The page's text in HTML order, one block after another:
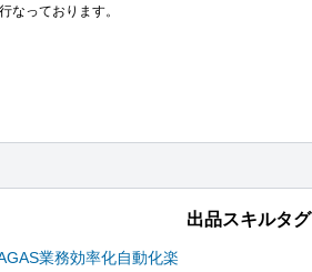
なっております。
出品スキルタグ
GAS業務効率化自動化楽